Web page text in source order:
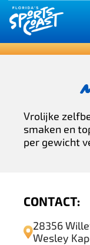
Vrolijke
smaken en
per gewicht
CONTACT:
28356
Wesley